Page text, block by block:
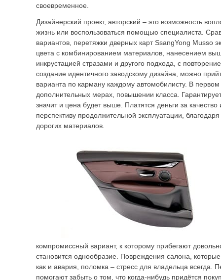
своевременное.
Дизайнерский проект, авторский – это возможность
жизнь или воспользоваться помощью специалиста.
вариантов, перетяжки дверных карт SsangYong Musso
цвета с комбинированием материалов, нанесением
инкрустацией стразами и другого подхода, с
создание идентичного заводскому дизайна, можно
варианта по карману каждому автомобилисту. В первом
дополнительных мерах, повышении класса.
значит и цена будет выше. Платятся деньги за
перспективу продолжительной эксплуатации,
дорогих материалов.
компромиссный вариант, к которому прибегают
становится однообразие. Повреждения салона,
как и авария, поломка – стресс для владельца всегда.
помогают забыть о том, что когда-нибудь придётся